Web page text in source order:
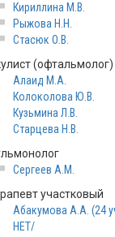
Кириллина М.В.
Рыжова Н.Н.
Стасюк О.В.
(офтальмолог)
Алаид М.А.
Колоколова Ю.В.
Кузьмина Л.В.
Старцева Н.В.
Сергеев А.М.
участковый
Абакумова А.А. (24
НЕТ/